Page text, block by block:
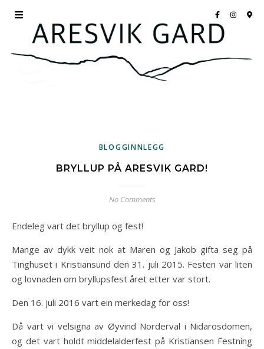
BLOGGINNLEGG
BRYLLUP PÅ ARESVIK GARD!
No Comments
Endeleg vart det bryllup og fest!
Mange av dykk veit nok at Maren og Jakob gifta seg på
Tinghuset i Kristiansund den 31. juli 2015. Festen var liten
og lovnaden om bryllupsfest året etter var stort.
Den 16. juli 2016 vart ein merkedag for oss!
Då vart vi velsigna av Øyvind Norderval i Nidarosdomen,
og det vart holdt middelalderfest på Kristiansen Festning